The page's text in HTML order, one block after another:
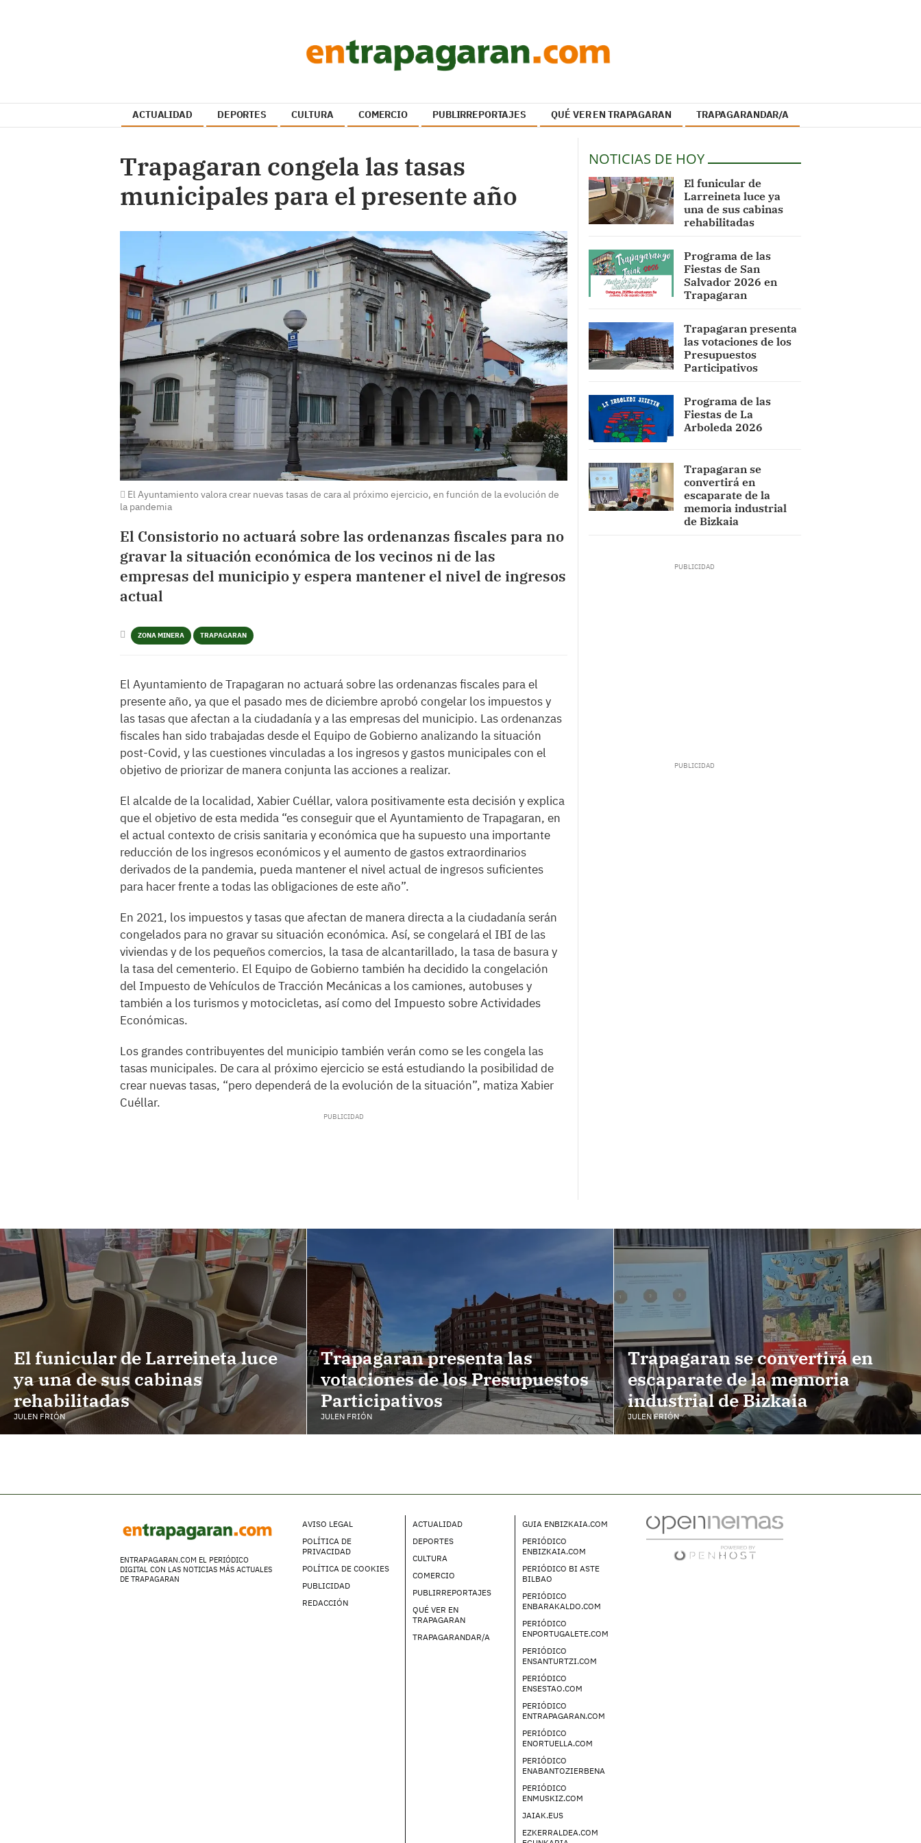
ACTUALIDAD DEPORTES CULTURA COMERCIO PUBLIRREPORTAJES QUÉ VER EN TRAPAGARAN TRAPAGARANDAR/A
Trapagaran congela las tasas
municipales para el presente año
El Ayuntamiento valora crear nuevas tasas de cara al próximo ejercicio, en función de la evolución de
la pandemia
El Consistorio no actuará sobre las ordenanzas fiscales para no
gravar la situación económica de los vecinos ni de las
empresas del municipio y espera mantener el nivel de ingresos
actual
ZONA MINERA TRAPAGARAN
El Ayuntamiento de Trapagaran no actuará sobre las ordenanzas fiscales para el
presente año, ya que el pasado mes de diciembre aprobó congelar los impuestos y
las tasas que afectan a la ciudadanía y a las empresas del municipio. Las ordenanzas
fiscales han sido trabajadas desde el Equipo de Gobierno analizando la situación
post-Covid, y las cuestiones vinculadas a los ingresos y gastos municipales con el
objetivo de priorizar de manera conjunta las acciones a realizar.
El alcalde de la localidad, Xabier Cuéllar, valora positivamente esta decisión y explica
que el objetivo de esta medida “es conseguir que el Ayuntamiento de Trapagaran, en
el actual contexto de crisis sanitaria y económica que ha supuesto una importante
reducción de los ingresos económicos y el aumento de gastos extraordinarios
derivados de la pandemia, pueda mantener el nivel actual de ingresos suficientes
para hacer frente a todas las obligaciones de este año”.
En 2021, los impuestos y tasas que afectan de manera directa a la ciudadanía serán
congelados para no gravar su situación económica. Así, se congelará el IBI de las
viviendas y de los pequeños comercios, la tasa de alcantarillado, la tasa de basura y
la tasa del cementerio. El Equipo de Gobierno también ha decidido la congelación
del Impuesto de Vehículos de Tracción Mecánicas a los camiones, autobuses y
también a los turismos y motocicletas, así como del Impuesto sobre Actividades
Económicas.
Los grandes contribuyentes del municipio también verán como se les congela las
tasas municipales. De cara al próximo ejercicio se está estudiando la posibilidad de
crear nuevas tasas, “pero dependerá de la evolución de la situación”, matiza Xabier
Cuéllar.
NOTICIAS DE HOY
El funicular de
Larreineta luce ya
una de sus cabinas
rehabilitadas
Programa de las
Fiestas de San
Salvador 2026 en
Trapagaran
Trapagaran presenta
las votaciones de los
Presupuestos
Participativos
Programa de las
Fiestas de La
Arboleda 2026
Trapagaran se
convertirá en
escaparate de la
memoria industrial
de Bizkaia
El funicular de Larreineta luce
ya una de sus cabinas
rehabilitadas
JULEN FRIÓN
Trapagaran presenta las
votaciones de los Presupuestos
Participativos
JULEN FRIÓN
Trapagaran se convertirá en
escaparate de la memoria
industrial de Bizkaia
JULEN FRIÓN
ENTRAPAGARAN.COM EL PERIÓDICO
DIGITAL CON LAS NOTICIAS MÁS ACTUALES
DE TRAPAGARAN
AVISO LEGAL
POLÍTICA DE
PRIVACIDAD
POLÍTICA DE COOKIES
PUBLICIDAD
REDACCIÓN
ACTUALIDAD
DEPORTES
CULTURA
COMERCIO
PUBLIRREPORTAJES
QUÉ VER EN
TRAPAGARAN
TRAPAGARANDAR/A
GUIA ENBIZKAIA.COM
PERIÓDICO
ENBIZKAIA.COM
PERIÓDICO BI ASTE
BILBAO
PERIÓDICO
ENBARAKALDO.COM
PERIÓDICO
ENPORTUGALETE.COM
PERIÓDICO
ENSANTURTZI.COM
PERIÓDICO
ENSESTAO.COM
PERIÓDICO
ENTRAPAGARAN.COM
PERIÓDICO
ENORTUELLA.COM
PERIÓDICO
ENABANTOZIERBENA
PERIÓDICO
ENMUSKIZ.COM
JAIAK.EUS
EZKERRALDEA.COM